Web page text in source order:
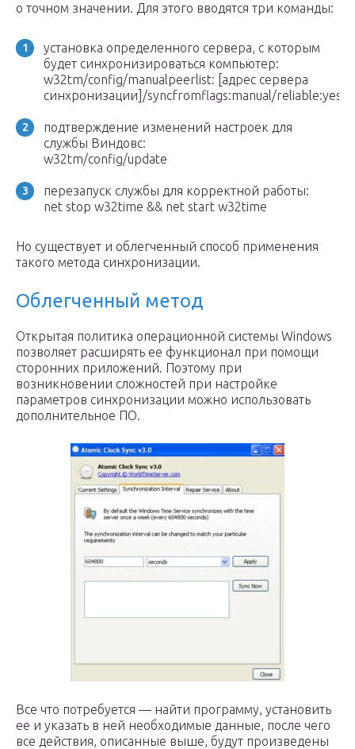
о точном значении. Для этого вводятся три команды:
установка определенного сервера, с которым
будет синхронизироваться компьютер:
w32tm/config/manualpeerlist: [адрес сервера
синхронизации]/syncfromflags:manual/reliable:yes
подтверждение изменений настроек для
службы Виндовс:
w32tm/config/update
перезапуск службы для корректной работы:
net stop w32time && net start w32time
Но существует и облегченный способ применения
такого метода синхронизации.
Облегченный метод
Открытая политика операционной системы Windows
позволяет расширять ее функционал при помощи
сторонних приложений. Поэтому при
возникновении сложностей при настройке
параметров синхронизации можно использовать
дополнительное ПО.
Все что потребуется — найти программу, установить
ее и указать в ней необходимые данные, после чего
все действия, описанные выше, будут произведены